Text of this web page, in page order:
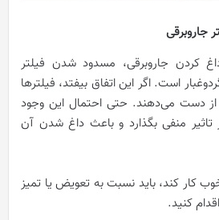
جاروبرقی
کردن جاروبرقی، مسدود شدن فیلتر
است. اگر این اتفاق بیفتد، فیلترها
از دست می‌دهند. حتی احتمال این وجود
تاثیر منفی بگذارد و باعث داغ شدن آن
کار کند، باید نسبت به تعویض یا تمیز
کنید.